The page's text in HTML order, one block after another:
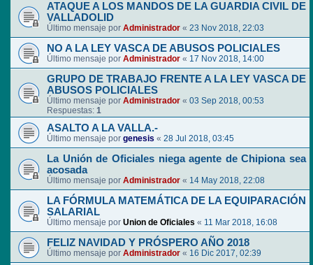
ATAQUE A LOS MANDOS DE LA GUARDIA CIVIL DE
VALLADOLID
Último mensaje por Administrador « 23 Nov 2018, 22:03
NO A LA LEY VASCA DE ABUSOS POLICIALES
Último mensaje por Administrador « 17 Nov 2018, 14:00
GRUPO DE TRABAJO FRENTE A LA LEY VASCA DE
ABUSOS POLICIALES
Último mensaje por Administrador « 03 Sep 2018, 00:53
Respuestas: 1
ASALTO A LA VALLA.-
Último mensaje por genesis « 28 Jul 2018, 03:45
La Unión de Oficiales niega agente de Chipiona sea
acosada
Último mensaje por Administrador « 14 May 2018, 22:08
LA FÓRMULA MATEMÁTICA DE LA EQUIPARACIÓN
SALARIAL
Último mensaje por Union de Oficiales « 11 Mar 2018, 16:08
FELIZ NAVIDAD Y PRÓSPERO AÑO 2018
Último mensaje por Administrador « 16 Dic 2017, 02:39